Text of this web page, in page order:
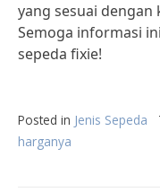
yang sesuai
Semoga informasi
sepeda fixie!
Posted in Jenis Sepeda
harganya